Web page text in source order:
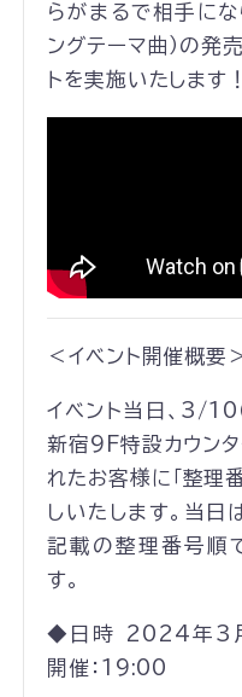
らがまるで相手にな
ングテーマ曲）の発
トを実施いたします！
＜イベント開催概要
イベント当日、3/
新宿9F特設カウン
れたお客様に「整理
しいたします。当日
記載の整理番号順
す。
◆日時 2024年3月
開催：19:00